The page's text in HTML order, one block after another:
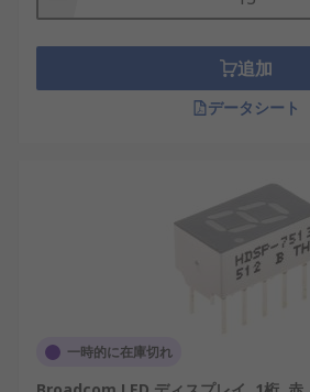
パネル。
省エネルギー：低電力で高輝
バッテリー駆動のポータブル装
表示、日本の自動倉庫管理。
設計自由度の高さ：さまざまな
可能。例：小型IoT機器、産業
追加
データシート
一時的に在庫切れ